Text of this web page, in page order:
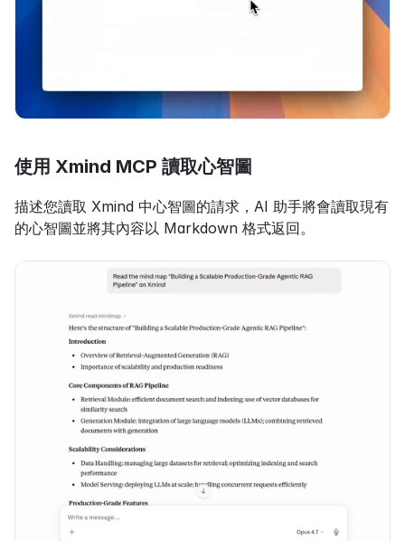
使用 Xmind MCP 讀取心智圖
描述您讀取 Xmind 中心智圖的請求，AI 助手將會讀取現有
的心智圖並將其內容以 Markdown 格式返回。